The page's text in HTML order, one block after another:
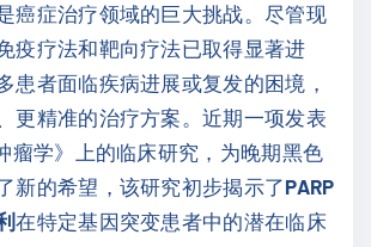
癌症治疗领域的巨大挑战。尽管现
疫疗法和靶向疗法已取得显著进
患者面临疾病进展或复发的困境，
更精准的治疗方案。近期一项发表
瘤学》上的临床研究，为晚期黑色
新的希望，该研究初步揭示了PARP
在特定基因突变患者中的潜在临床